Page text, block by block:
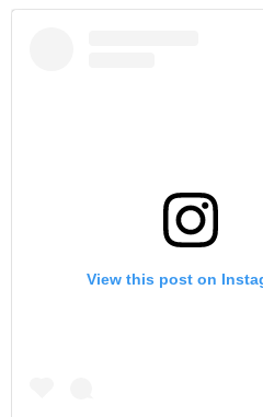
View this post on